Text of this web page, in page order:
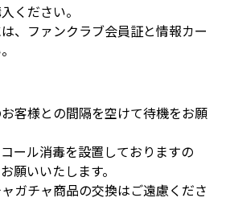
ください。
、ファンクラブ会員証と情報カー
客様との間隔を空けて待機をお願
ール消毒を設置しておりますの
願いいたします。
ガチャ商品の交換はご遠慮くださ